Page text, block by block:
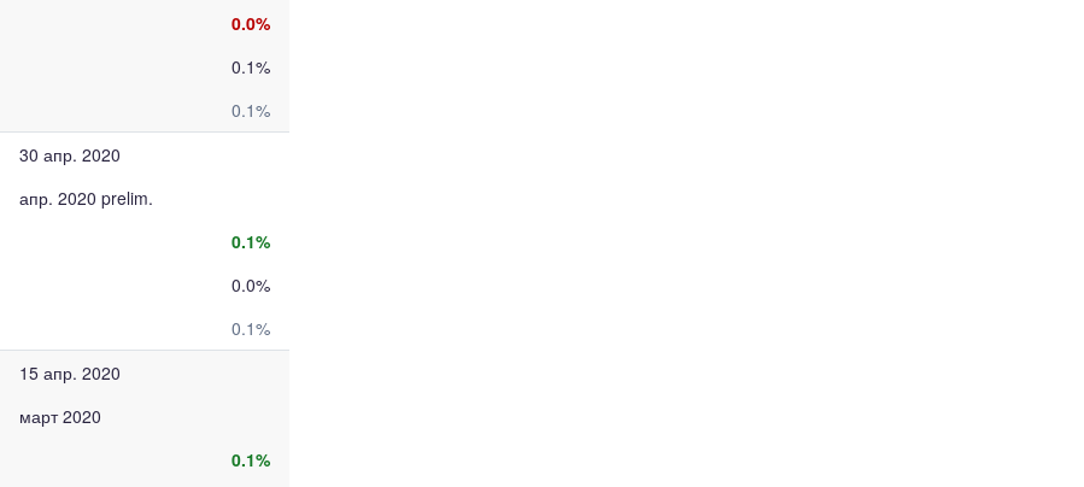
0.0%
0.1%
0.1%
30 апр. 2020
апр. 2020 prelim.
0.1%
0.0%
0.1%
15 апр. 2020
март 2020
0.1%